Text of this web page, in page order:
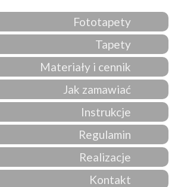
Fototapety
Tapety
Materiały i cennik
Jak zamawiać
Instrukcje
Regulamin
Realizacje
Kontakt